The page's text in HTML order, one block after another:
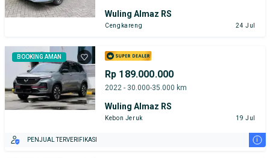
Wuling Almaz RS
Cengkareng 24 Jul
BOOKING AMAN
Rp 189.000.000
2022 - 30.000-35.000 km
Wuling Almaz RS
Kebon Jeruk 19 Jul
PENJUAL TERVERIFIKASI i